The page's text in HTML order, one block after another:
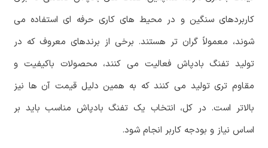
کاربردهای سنگین و در محیط های کاری حرفه ای استفاده می
شوند، معمولاً گران تر هستند. برخی از برندهای معروف که در
تولید تفنگ بادپاش فعالیت می کنند، محصولات باکیفیت و
مقاوم تری تولید می کنند که به همین دلیل قیمت آن ها نیز
بالاتر است. در کل، انتخاب یک تفنگ بادپاش مناسب باید بر
اساس نیاز و بودجه کاربر انجام شود.